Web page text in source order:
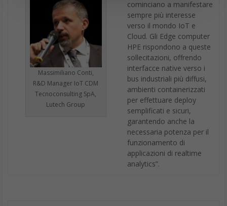
Massimiliano Conti,
R&D Manager IoT CDM
Tecnoconsulting SpA,
Lutech Group
cominciano a manifestare
sempre più interesse
verso il mondo IoT e
Cloud. Gli Edge computer
HPE rispondono a queste
sollecitazioni, offrendo
interfacce native verso i
bus industriali più diffusi,
ambienti containerizzati
per effettuare deploy
semplificati e sicuri,
garantendo anche la
necessaria potenza per il
funzionamento di
applicazioni di realtime
analytics”.